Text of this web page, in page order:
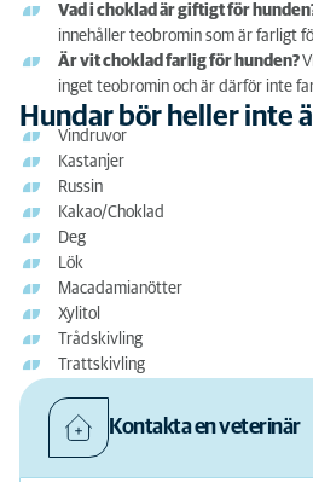
Vad i choklad är giftigt för
innehåller teobromin som är farligt
Är vit choklad farlig för hunden?
inget teobromin och är därför inte
Hundar bör heller inte
Vindruvor
Kastanjer
Russin
Kakao/Choklad
Deg
Lök
Macadamianötter
Xylitol
Trådskivling
Trattskivling
Kontakta en veterinär